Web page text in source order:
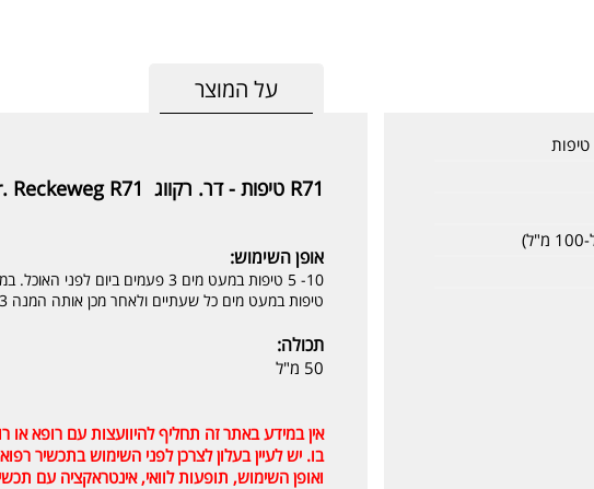
על המוצר
R71 טיפות - דר. רקווג Reckeweg R71
אופן השימוש:
טיפות במעט מים כל שעתיים ולאחר מכן אותה המנה 3 פעמים ביום לפני האוכל.
תכולה:
50 מ"ל
אין במידע באתר זה תחליף להיוועצות עם רופא
בו. יש לעיין בעלון לצרכן לפני השימוש בתכשיר
ואופן השימוש, תופעות לוואי, אינטראקציה עם